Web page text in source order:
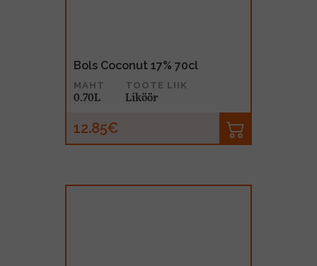
Bols Coconut 17% 70cl
MAHT
0.70L
TOOTE LIIK
Liköör
12.85€